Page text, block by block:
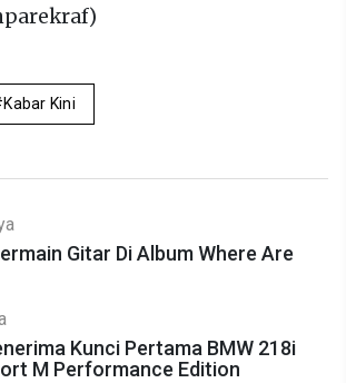
Kabar Kini
Gitar Di Album Where Are
Kunci Pertama BMW 218i
M Performance Edition